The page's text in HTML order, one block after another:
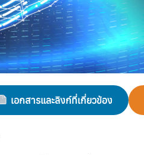
เอกสารและลิงก์ที่เกี่ยวข้อง